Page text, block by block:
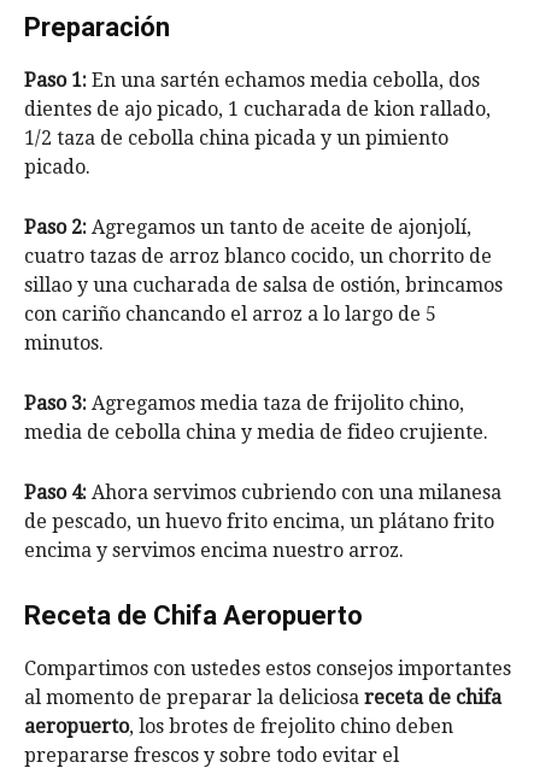
Preparación
Paso 1: En una sartén echamos media cebolla, dos
dientes de ajo picado, 1 cucharada de kion rallado,
1/2 taza de cebolla china picada y un pimiento
picado.
Paso 2: Agregamos un tanto de aceite de ajonjolí,
cuatro tazas de arroz blanco cocido, un chorrito de
sillao y una cucharada de salsa de ostión, brincamos
con cariño chancando el arroz a lo largo de 5
minutos.
Paso 3: Agregamos media taza de frijolito chino,
media de cebolla china y media de fideo crujiente.
Paso 4: Ahora servimos cubriendo con una milanesa
de pescado, un huevo frito encima, un plátano frito
encima y servimos encima nuestro arroz.
Receta de Chifa Aeropuerto
Compartimos con ustedes estos consejos importantes
al momento de preparar la deliciosa receta de chifa
aeropuerto, los brotes de frejolito chino deben
prepararse frescos y sobre todo evitar el